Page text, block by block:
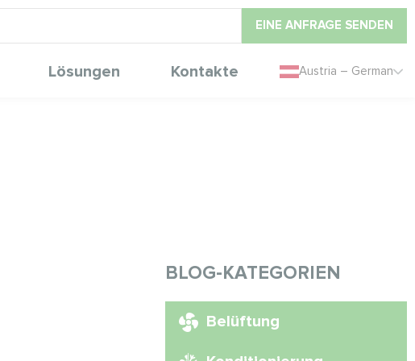
EINE ANFRAGE SENDEN
Lösungen Kontakte Austria – German
BLOG-KATEGORIEN
Belüftung